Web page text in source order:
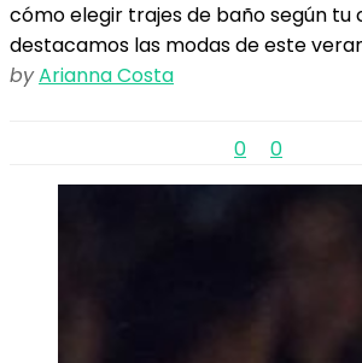
cómo elegir trajes de baño según tu
destacamos las modas de este
byArianna Costa
0 0